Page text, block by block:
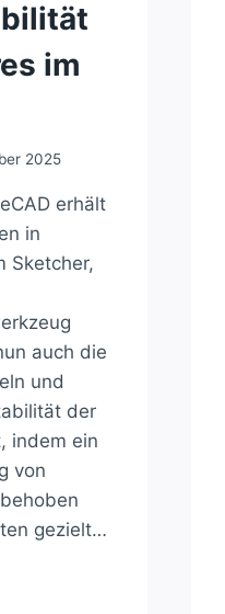
im
2025
erhält
in
Sketcher,
auch die
und
der
indem ein
von
gezielt…